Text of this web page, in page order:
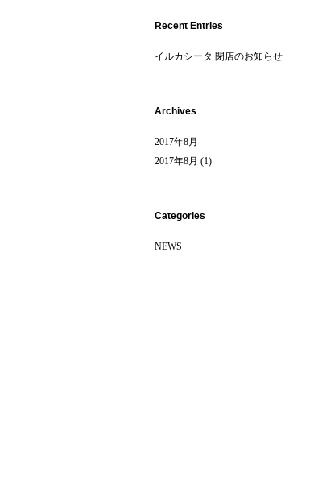
Recent Entries
イルカシータ 閉店のお知らせ
Archives
2017年8月
2017年8月 (1)
Categories
NEWS